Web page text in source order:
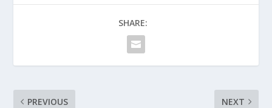
SHARE:
PREVIOUS NEXT